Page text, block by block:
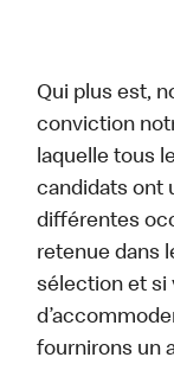
Qui plus est,
conviction
laquelle tous
candidats ont
différentes
retenue dans
sélection et si
fournirons un